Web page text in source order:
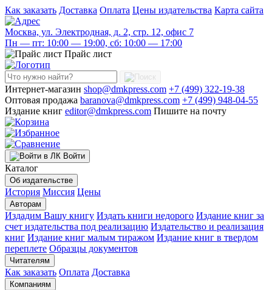
Как заказать Доставка Оплата Цены издательства Карта сайта
Москва, ул. Электродная, д. 2, стр. 12, офис 7
Пн — пт: 10:00 — 19:00, сб: 10:00 — 17:00
Прайс лист
Интернет-магазин shop@dmkpress.com +7 (499) 322-19-38
Оптовая продажа baranova@dmkpress.com +7 (499) 948-04-55
Издание книг editor@dmkpress.com Пишите на почту
Войти
Каталог
Об издательстве
История Миссия Цены
Авторам
Издадим Вашу книгу Издать книги недорого Издание книг за
счет издательства под реализацию Издательство и реализация
книг Издание книг малым тиражом Издание книг в твердом
переплете Образцы документов
Читателям
Как заказать Оплата Доставка
Компаниям